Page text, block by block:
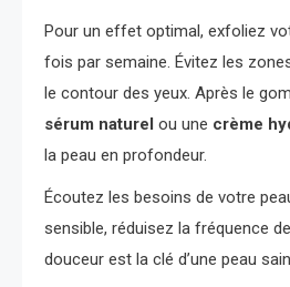
Pour un effet optimal, exfoliez
fois par semaine. Évitez les
le contour des yeux. Après le
sérum naturel ou une crème
la peau en profondeur.
Écoutez les besoins de votre
sensible, réduisez la fréquence
douceur est la clé d’une peau